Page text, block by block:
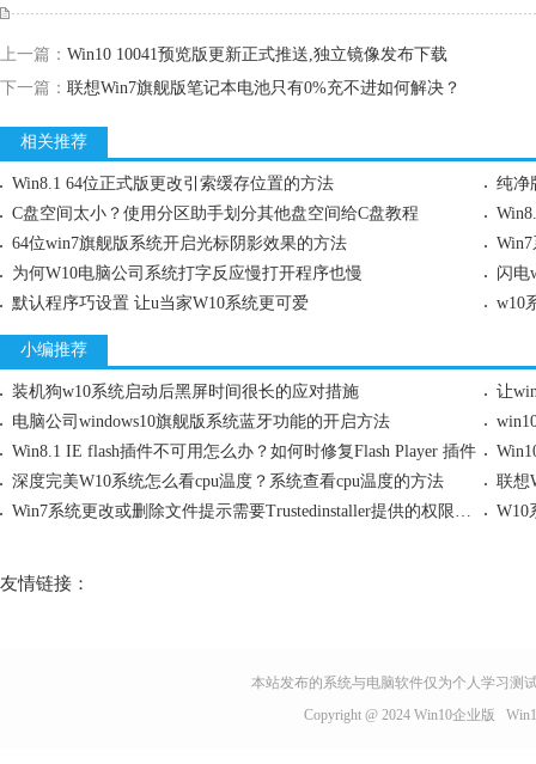
上一篇： Win10 10041预览版更新正式推送,独立镜像发布下载
下一篇： 联想Win7旗舰版笔记本电池只有0%充不进如何解决？
相关推荐
Win8.1 64位正式版更改引索缓存位置的方法
C盘空间太小？使用分区助手划分其他盘空间给C盘教程
64位win7旗舰版系统开启光标阴影效果的方法
为何W10电脑公司系统打字反应慢打开程序也慢
闪电
默认程序巧设置 让u当家W10系统更可爱
w10
小编推荐
装机狗w10系统启动后黑屏时间很长的应对措施
让
电脑公司windows10旗舰版系统蓝牙功能的开启方法
Win8.1 IE flash插件不可用怎么办？如何时修复Flash Player 插件
深度完美W10系统怎么看cpu温度？系统查看cpu温度的方法
联想
Win7系统更改或删除文件提示需要Trustedinstaller提供的权限解决
友情链接：
本站发布的系统与电脑软件仅为个人学习测
Copyright @ 2024 Win10企业版